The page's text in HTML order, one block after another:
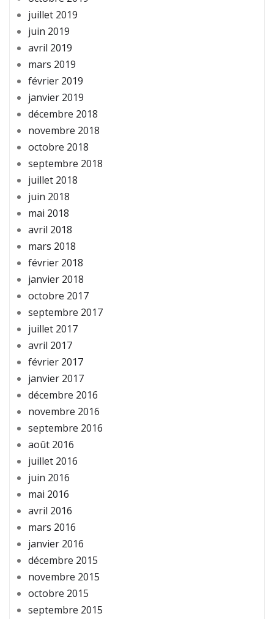
juillet 2019
juin 2019
avril 2019
mars 2019
février 2019
janvier 2019
décembre 2018
novembre 2018
octobre 2018
septembre 2018
juillet 2018
juin 2018
mai 2018
avril 2018
mars 2018
février 2018
janvier 2018
octobre 2017
septembre 2017
juillet 2017
avril 2017
février 2017
janvier 2017
décembre 2016
novembre 2016
septembre 2016
août 2016
juillet 2016
juin 2016
mai 2016
avril 2016
mars 2016
janvier 2016
décembre 2015
novembre 2015
octobre 2015
septembre 2015